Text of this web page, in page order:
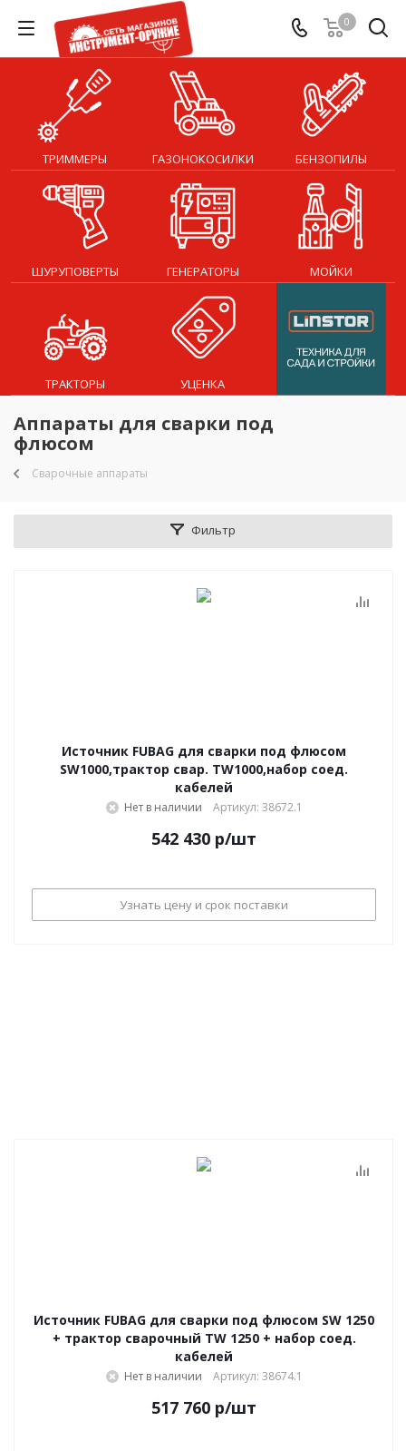
0
ТРИММЕРЫ ГАЗОНОКОСИЛКИ БЕНЗОПИЛЫ
ШУРУПОВЕРТЫ ГЕНЕРАТОРЫ МОЙКИ
ТРАКТОРЫ УЦЕНКА
Аппараты для сварки под
флюсом
Сварочные аппараты
Фильтр
Источник FUBAG для сварки под флюсом
SW1000,трактор свар. TW1000,набор соед.
кабелей
Нет в наличии Артикул: 38672.1
542 430 р/шт
Узнать цену и срок поставки
Источник FUBAG для сварки под флюсом SW 1250
+ трактор сварочный TW 1250 + набор соед.
кабелей
Нет в наличии Артикул: 38674.1
517 760 р/шт